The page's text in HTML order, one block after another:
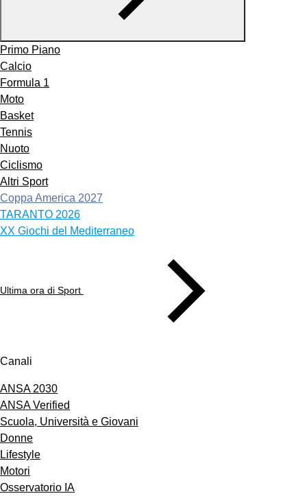
Primo Piano
Calcio
Formula 1
Moto
Basket
Tennis
Nuoto
Ciclismo
Altri Sport
Coppa America 2027
TARANTO 2026
XX Giochi del Mediterraneo
Ultima ora di Sport
Canali
ANSA 2030
ANSA Verified
Scuola, Università e Giovani
Donne
Lifestyle
Motori
Osservatorio IA